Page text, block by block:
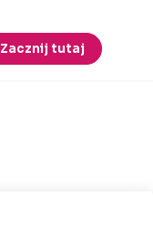
Zacznij tutaj